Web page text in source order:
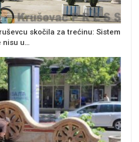
skočila za trećinu: Sistem
nisu u…